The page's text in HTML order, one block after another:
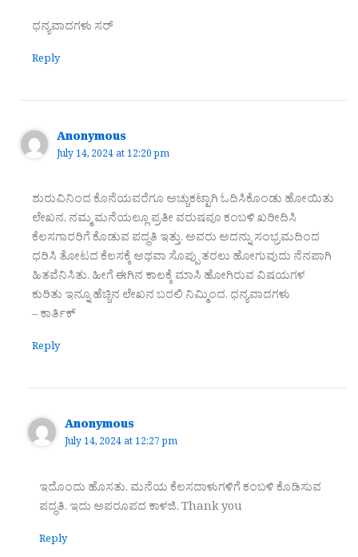
ಧನ್ಯವಾದಗಳು ಸರ್
Reply
Anonymous
July 14, 2024 at 12:20 pm
ಶುರುವಿನಿಂದ ಕೊನೆಯವರೆಗೂ ಅಚ್ಚುಕಟ್ಟಾಗಿ ಓದಿಸಿಕೊಂಡು ಹೋಯಿತು
ಲೇಖನ. ನಮ್ಮ ಮನೆಯಲ್ಲೂ ಪ್ರತೀ ವರುಷವೂ ಕಂಬಳಿ ಖರೀದಿಸಿ
ಕೆಲಸಗಾರರಿಗೆ ಕೊಡುವ ಪದ್ಧತಿ ಇತ್ತು. ಅವರು ಅದನ್ನು ಸಂಭ್ರಮದಿಂದ
ಧರಿಸಿ ತೋಟದ ಕೆಲಸಕ್ಕೆ ಅಥವಾ ಸೊಪ್ಪು ತರಲು ಹೋಗುವುದು ನೆನಪಾಗಿ
ಹಿತವೆನಿಸಿತು. ಹೀಗೆ ಈಗಿನ ಕಾಲಕ್ಕೆ ಮಾಸಿ ಹೋಗಿರುವ ವಿಷಯಗಳ
ಕುರಿತು ಇನ್ನೂ ಹೆಚ್ಚಿನ ಲೇಖನ ಬರಲಿ ನಿಮ್ಮಿಂದ. ಧನ್ಯವಾದಗಳು
– ಕಾರ್ತಿಕ್
Reply
Anonymous
July 14, 2024 at 12:27 pm
ಇದೊಂದು ಹೊಸತು. ಮನೆಯ ಕೆಲಸದಾಳುಗಳಿಗೆ ಕಂಬಳಿ ಕೊಡಿಸುವ
ಪದ್ಧತಿ. ಇದು ಅಪರೂಪದ ಕಾಳಜಿ. Thank you
Reply